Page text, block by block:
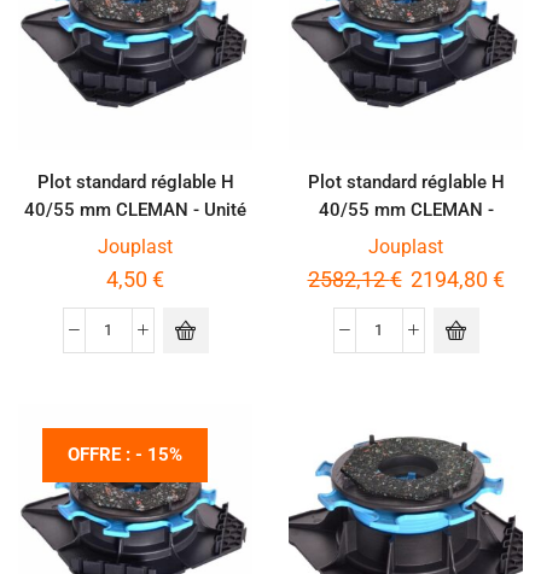
Plot standard réglable H
40/55 mm CLEMAN - Unité
Jouplast
4,50€
Plot standard réglable H
40/55 mm CLEMAN -
Palette de 600 pièces
Jouplast
2582,12€ 2194,80€
OFFRE : - 15%